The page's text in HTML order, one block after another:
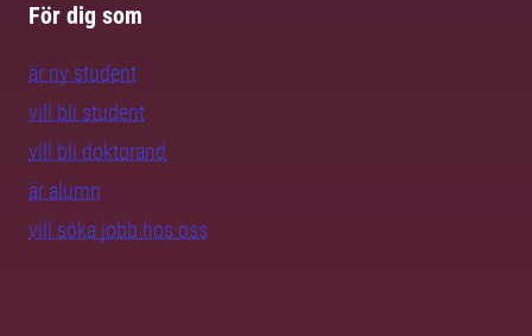
För dig som
är ny student
vill bli student
vill bli doktorand
är alumn
vill söka jobb hos oss